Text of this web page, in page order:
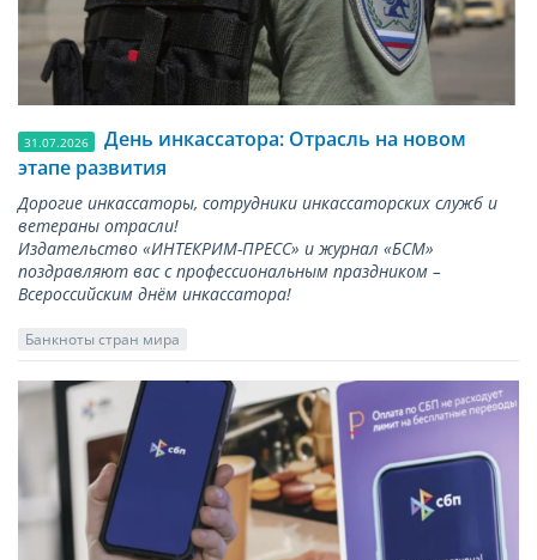
31.07.2026
День инкассатора: Отрасль на новом
этапе развития
Дорогие инкассаторы, сотрудники инкассаторских служб и
ветераны отрасли!
Издательство «ИНТЕКРИМ-ПРЕСС» и журнал «БСМ»
поздравляют вас с профессиональным праздником –
Всероссийским днём инкассатора!
Банкноты стран мира